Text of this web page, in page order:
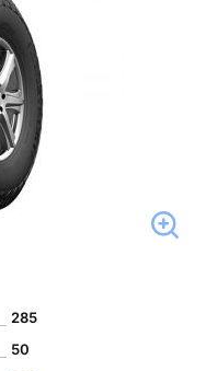
285
50